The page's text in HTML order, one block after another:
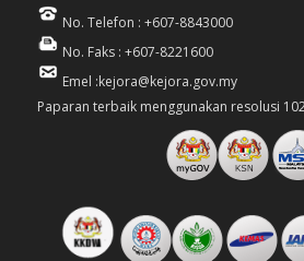
No. Telefon : +607-8843000
No. Faks : +607-8221600
Emel :kejora@kejora.gov.my
Paparan terbaik menggunakan resolusi